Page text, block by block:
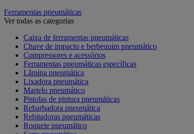
Ferramentas pneumáticas
Ver todas as categorias
Caixa de ferramentas pneumáticas
Chave de impacto e berbequim pneumático
Compressores e acessórios
Ferramentas pneumáticas específicas
Lâmina pneumática
Lixadora pneumática
Martelo pneumático
Pistolas de pintura pneumáticas
Rebarbadora pneumática
Rebitadoras pneumáticas
Roquete pneumático